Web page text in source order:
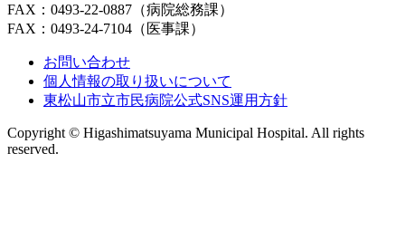
FAX：0493-22-0887（病院総務課）
FAX：0493-24-7104（医事課）
お問い合わせ
個人情報の取り扱いについて
東松山市立市民病院公式SNS運用方針
Copyright © Higashimatsuyama Municipal Hospital. All rights
reserved.